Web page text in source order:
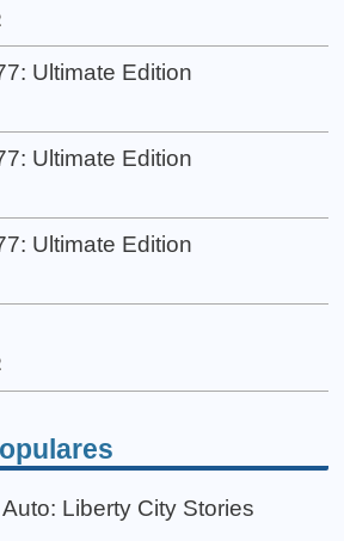
Ultimate Edition
Ultimate Edition
Ultimate Edition
Liberty City Stories